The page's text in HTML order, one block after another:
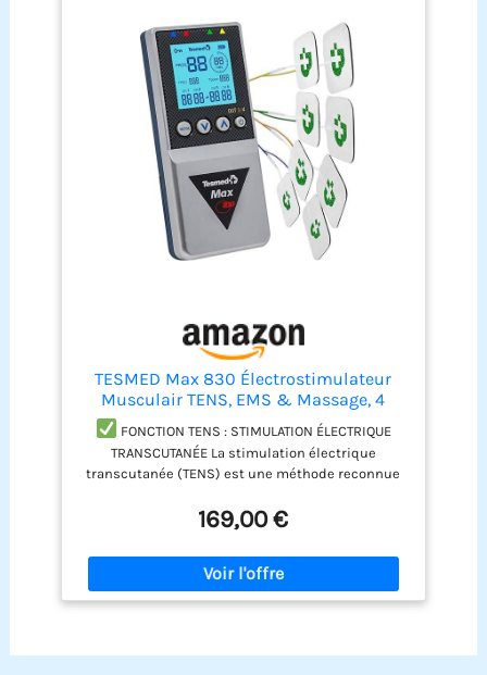
muscle, qui est le point le plus sensible à la
stimulation. FITNESS ET FORME PHYSIQUE: avec
Elite 150 vous pourrez effectuer, comme dans une
salle de gym personnelle, tous les programmes de
raffermissement et de tonification nécessaires
pour développer un corps parfait et efficace.
UTILISATION: Avec ses 150 programmes, il est un
dispositif utilisable à 360° pour s'entraîner,
maigrir et faire de la thérapie. GLOBUS : Depuis
plus de 30 ans, GLOBUS est une entreprise leader
mondiale dans la production d'équipements
électromédicaux portatifs. La large gamme
vibrantes et des produits spéciaux pour le sport.
TESMED Max 830 Électrostimulateur
Musculair TENS, EMS & Massage, 4
FONCTION TENS : STIMULATION ÉLECTRIQUE
TRANSCUTANÉE La stimulation électrique
transcutanée (TENS) est une méthode reconnue
localisé de certaines douleurs musculaires ou
articulaires. Elle peut apporter une sensation de
confort dans les zones tendues ou sensibles.
FONCTION EMS : STIMULATION MUSCULAIRE Les
programmes EMS sont conçus pour solliciter les
169,00 €